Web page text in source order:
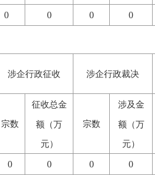
0 0 0 0
涉企行政征收 涉企行政裁决
宗数
征收总金
额（万
元）
宗数
涉及金
额（万
元）
0 0 0 0